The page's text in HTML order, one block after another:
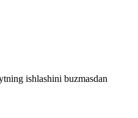
ishlashini buzmasdan